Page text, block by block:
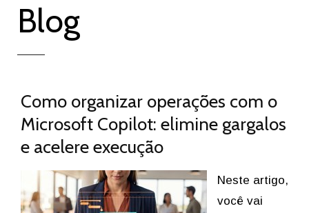
Blog
Como organizar operações com o
Microsoft Copilot: elimine gargalos
e acelere execução
Neste artigo,
você vai